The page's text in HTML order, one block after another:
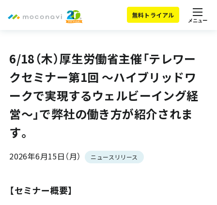
無料トライアル
メニュー
6/18（木）厚生労働省主催「テレワー
クセミナー第1回 ～ハイブリッドワ
ークで実現するウェルビーイング経
営～」で弊社の働き方が紹介されま
す。
2026年6月15日（月） ニュースリリース
【セミナー概要】